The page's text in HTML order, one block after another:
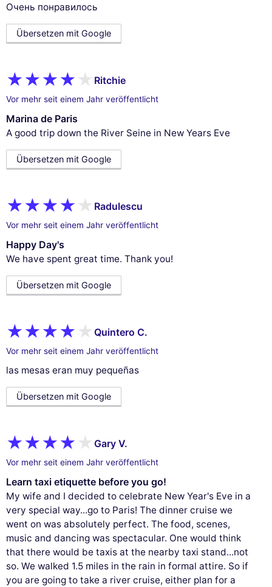
Очень понравилось
Übersetzen mit Google
Ritchie
Vor mehr seit einem Jahr veröffentlicht
Marina de Paris
A good trip down the River Seine in New Years Eve
Übersetzen mit Google
Radulescu
Vor mehr seit einem Jahr veröffentlicht
Happy Day's
We have spent great time. Thank you!
Übersetzen mit Google
Quintero C.
Vor mehr seit einem Jahr veröffentlicht
las mesas eran muy pequeñas
Übersetzen mit Google
Gary V.
Vor mehr seit einem Jahr veröffentlicht
Learn taxi etiquette before you go!
My wife and I decided to celebrate New Year's Eve in a
very special way...go to Paris! The dinner cruise we
went on was absolutely perfect. The food, scenes,
music and dancing was spectacular. One would think
that there would be taxis at the nearby taxi stand...not
so. We walked 1.5 miles in the rain in formal attire. So if
you are going to take a river cruise, either plan for a